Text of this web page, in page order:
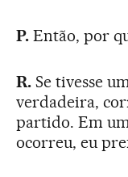
P. Então, por
R.Se tivesse
verdadeira,
partido. Em
ocorreu, eu